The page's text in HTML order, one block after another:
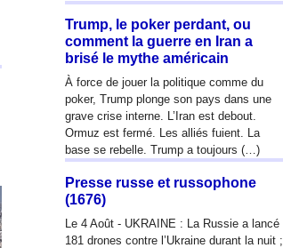
Trump, le poker perdant, ou
comment la guerre en Iran a
brisé le mythe américain
À force de jouer la politique comme du
poker, Trump plonge son pays dans une
grave crise interne. L’Iran est debout.
Ormuz est fermé. Les alliés fuient. La
base se rebelle. Trump a toujours (…)
Presse russe et russophone
(1676)
Le 4 Août - UKRAINE : La Russie a lancé
181 drones contre l’Ukraine durant la nuit ;